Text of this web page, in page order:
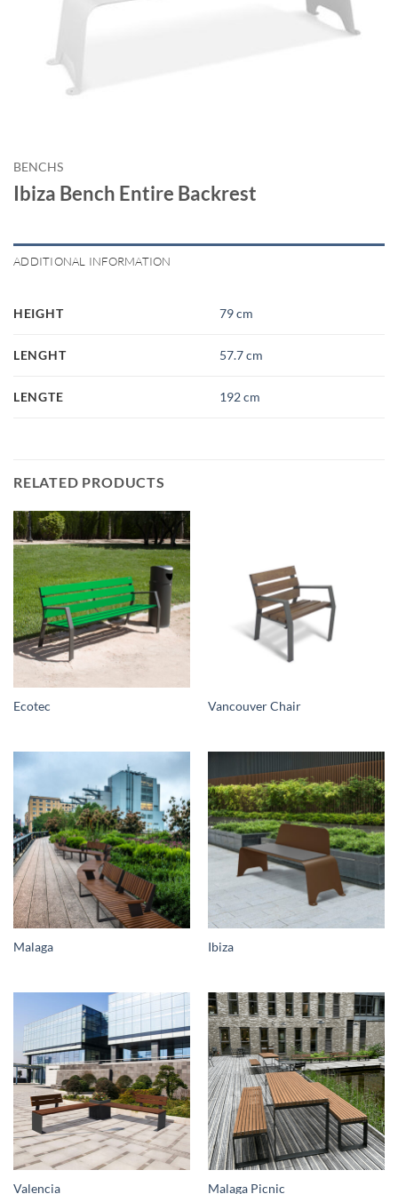
BENCHS
Ibiza Bench Entire Backrest
ADDITIONAL INFORMATION
HEIGHT 79 cm
LENGHT 57.7 cm
LENGTE 192 cm
RELATED PRODUCTS
Ecotec Vancouver Chair
Malaga Ibiza
Valencia Malaga Picnic